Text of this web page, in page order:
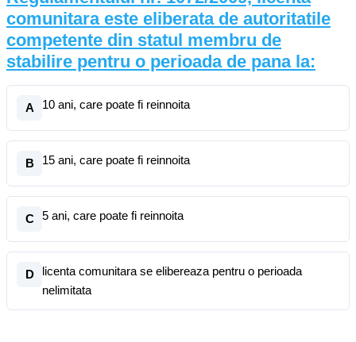
comunitara este eliberata de autoritatile
competente din statul membru de
stabilire pentru o perioada de pana la:
A 10 ani, care poate fi reinnoita
B 15 ani, care poate fi reinnoita
C 5 ani, care poate fi reinnoita
D
licenta comunitara se elibereaza pentru o perioada
nelimitata